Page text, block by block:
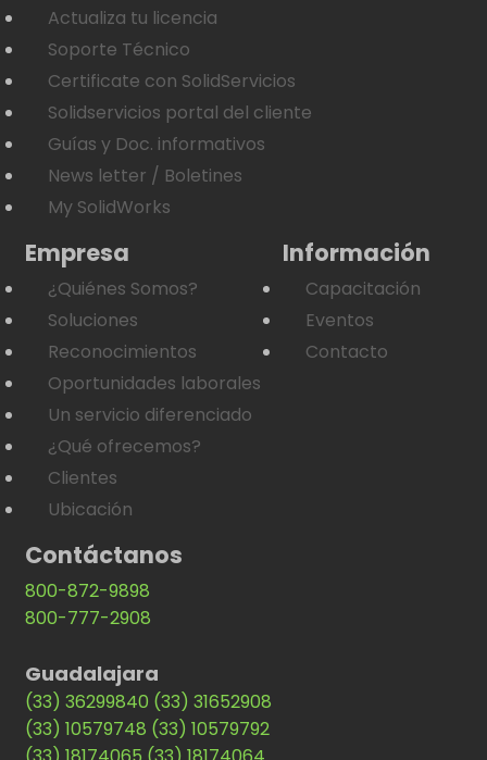
Actualiza tu licencia
Soporte Técnico
Certificate con SolidServicios
Solidservicios portal del cliente
Guías y Doc. informativos
News letter / Boletines
My SolidWorks
Empresa
¿Quiénes Somos?
Soluciones
Reconocimientos
Oportunidades laborales
Un servicio diferenciado
¿Qué ofrecemos?
Clientes
Ubicación
Información
Capacitación
Eventos
Contacto
Contáctanos
800-872-9898
800-777-2908
Guadalajara
(33) 36299840 (33) 31652908
(33) 10579748 (33) 10579792